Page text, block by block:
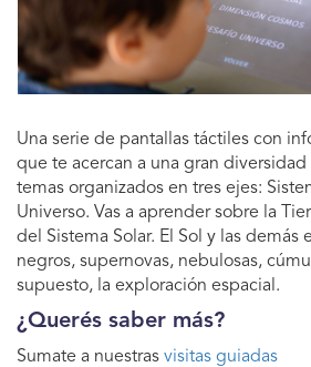
Una serie de pantallas táctiles con
que te acercan a una gran diversidad
temas organizados en tres ejes:
Universo. Vas a aprender sobre la
del Sistema Solar. El Sol y las demás
negros, supernovas, nebulosas,
supuesto, la exploración espacial.
¿Querés saber más?
Sumate a nuestras visitas guiadas